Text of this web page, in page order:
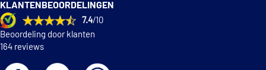
KLANTENBEOORDELINGEN
7.4/10
Beoordeling door klanten
164 reviews